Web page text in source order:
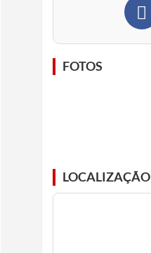
FOTOS
LOCALIZAÇÃO